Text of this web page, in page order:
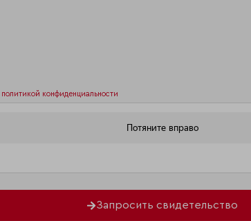
политикой конфиденциальности
Запросить свидетельство